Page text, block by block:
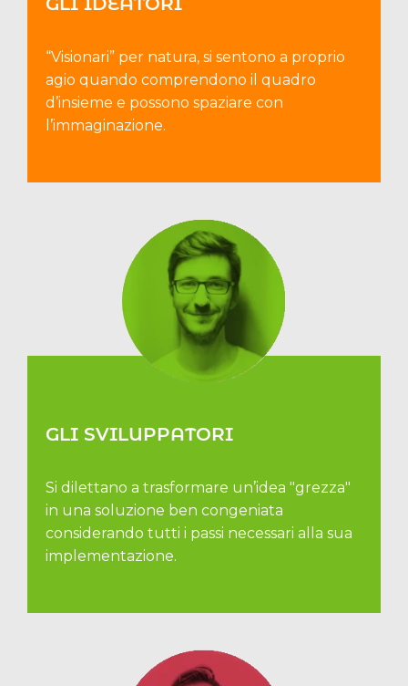
“Visionari” per natura, si sentono a proprio
agio quando comprendono il quadro
d’insieme e possono spaziare con
l’immaginazione.
GLI SVILUPPATORI
Si dilettano a trasformare un’idea "grezza"
in una soluzione ben congeniata
considerando tutti i passi necessari alla sua
implementazione.